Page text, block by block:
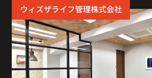
ウィズザライフ管理株式会社